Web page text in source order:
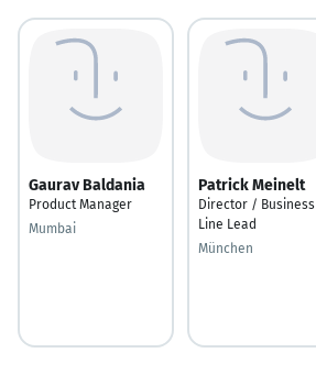
Gaurav Baldania
Product Manager
Mumbai
Patrick Meinelt
Director / Business
Line Lead
München